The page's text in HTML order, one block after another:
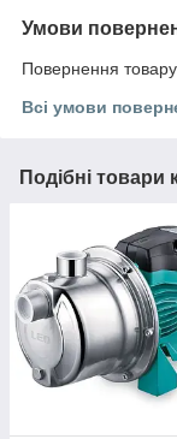
Умови
Повернення
Всі умови
Подібні товари